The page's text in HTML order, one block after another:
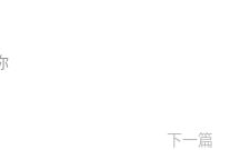
下一篇